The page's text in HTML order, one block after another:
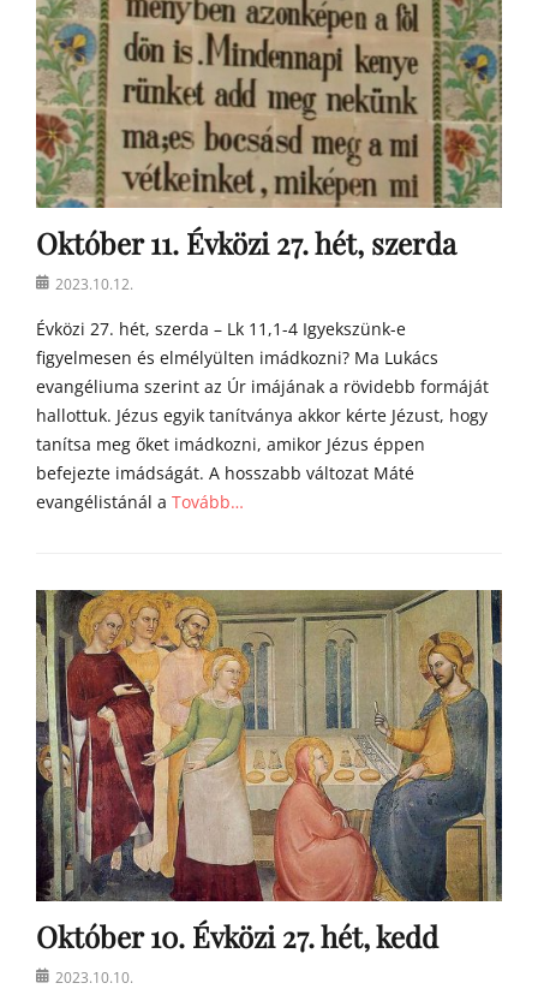
o
n
a
t
y
a
h
o
m
í
i
á
i
Október 11. Évközi 27. hét, szerda
Posted2023.10.12.
Évközi 27. hét, szerda – Lk 11,1-4 Igyekszünk-e
figyelmesen és elmélyülten imádkozni? Ma Lukács
evangéliuma szerint az Úr imájának a rövidebb formáját
hallottuk. Jézus egyik tanítványa akkor kérte Jézust, hogy
tanítsa meg őket imádkozni, amikor Jézus éppen
befejezte imádságát. A hosszabb változat Máté
evangélistánál a Tovább…
o
s
t
o
n
a
t
y
a
h
m
í
i
Október 10. Évközi 27. hét, kedd
Posted2023.10.10.